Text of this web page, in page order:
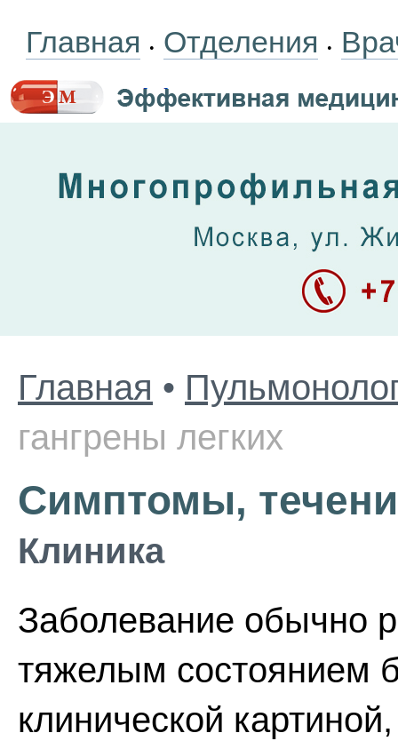
Главная • Отделения •
Главная •
гангрены легких
Симптомы,
Клиника
Заболевание обычно
тяжелым состоянием
клинической